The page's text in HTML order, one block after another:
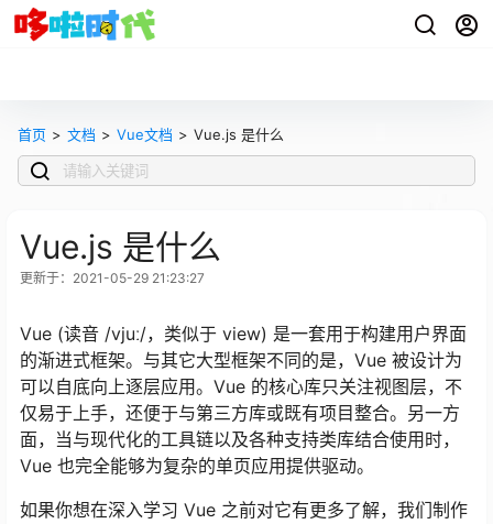
首页 > 文档 > Vue文档 > Vue.js 是什么
Vue.js 是什么
更新于：2021-05-29 21:23:27
Vue (读音 /vjuː/，类似于 view) 是一套用于构建用户界面
的渐进式框架。与其它大型框架不同的是，Vue 被设计为
可以自底向上逐层应用。Vue 的核心库只关注视图层，不
仅易于上手，还便于与第三方库或既有项目整合。另一方
面，当与现代化的工具链以及各种支持类库结合使用时，
Vue 也完全能够为复杂的单页应用提供驱动。
如果你想在深入学习 Vue 之前对它有更多了解，我们制作